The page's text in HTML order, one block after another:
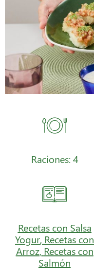
Raciones: 4
Recetas con Salsa
Yogur, Recetas con
Arroz, Recetas con
Salmón